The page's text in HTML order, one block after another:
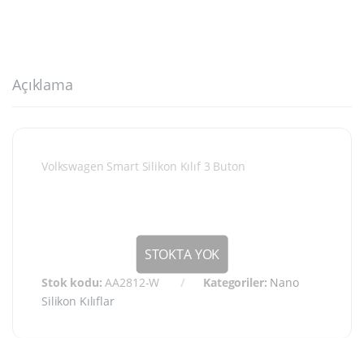
Açıklama
Volkswagen Smart Silikon Kılıf 3 Buton
Stok kodu:AA2812-W Kategoriler: Nano
Silikon Kılıflar